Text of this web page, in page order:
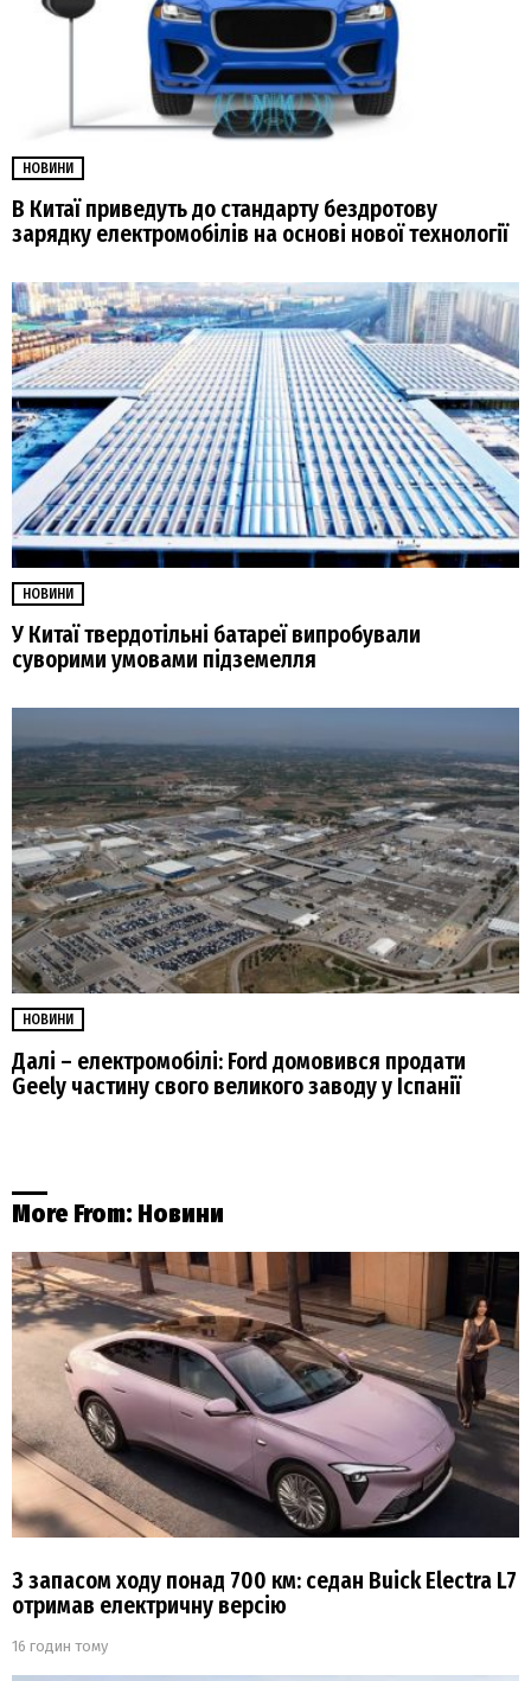
НОВИНИ
В Китаї приведуть до стандарту бездротову
зарядку електромобілів на основі нової технології
НОВИНИ
У Китаї твердотільні батареї випробували
суворими умовами підземелля
НОВИНИ
Далі – електромобілі: Ford домовився продати
Geely частину свого великого заводу у Іспанії
More From: Новини
З запасом ходу понад 700 км: седан Buick Electra L7
отримав електричну версію
16 годин тому